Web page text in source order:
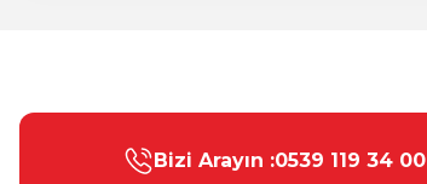
Görüş ve önerileriniz için teşekkür ederiz.
Ürün resmi kalitesiz, bozuk veya görüntülenemiyor.
Bizi Arayın :0539 119 34 00